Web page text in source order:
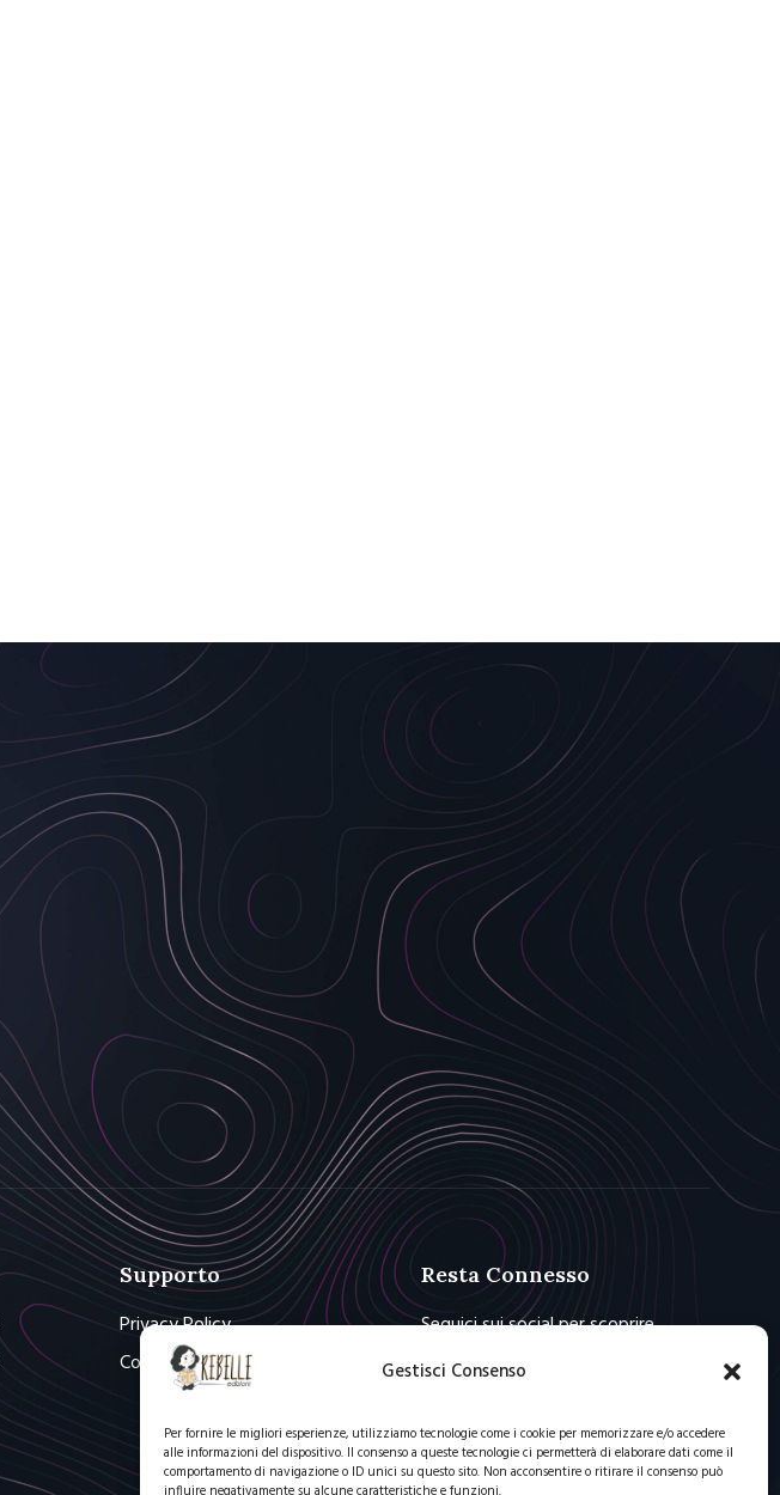
Gestisci Consenso
Per fornire le migliori esperienze, utilizziamo tecnologie come i cookie per memorizzare e/o accedere
alle informazioni del dispositivo. Il consenso a queste tecnologie ci permetterà di elaborare dati come il
comportamento di navigazione o ID unici su questo sito. Non acconsentire o ritirare il consenso può
Supporto
Privacy Policy
Cookie Policy
Resta Connesso
Seguici sui social per scoprire